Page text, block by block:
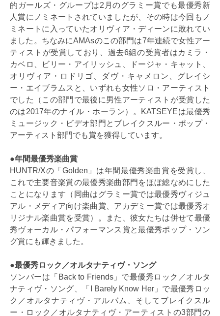
的ガールズ・グループは2月のグラミー賞でも最優秀新
人賞にノミネートされていましたが、その時は今回もノ
ミネートに入っていたオリヴィア・ディーンに敗れてい
ました。ちなみにAMAsのこの部門は7年連続で女性アー
ティストが受賞しており、過去6組の受賞者はカミラ・
カベロ、ビリー・アイリッシュ、ドージャ・キャット、
オリヴィア・ロドリゴ、ダヴ・キャメロン、グレイシ
ー・エイブラムスと、いずれも女性ソロ・アーティスト
でした（この部門で最後に男性アーティストが受賞した
のは2017年のナイル・ホーラン）。KATSEYEは最優秀
ミュージック・ビデオ部門とブレイクスルー・ポップ・
アーティスト部門でも賞を獲得しています。
●年間最優秀楽曲賞
HUNTR/Xの「Golden」は年間最優秀楽曲賞を受賞し、
これで主要音楽賞の最優秀楽曲部門をほぼ総なめにした
ことになります（同曲はグラミー賞では最優秀ヴィジュ
アル・メディア向け楽曲賞、アカデミー賞では最優秀オ
リジナル楽曲賞を受賞）。また、彼女たちは併せて最優
秀ヴォーカル・パフォーマンス賞と最優秀ポップ・ソン
グ賞にも輝きました。
●最優秀ロック／オルタナティヴ・ソング
ソンバーは「Back to Friends」で最優秀ロック／オルタ
ナティヴ・ソング、「I Barely Know Her」で最優秀ロッ
ク／オルタナティヴ・アルバム、そしてブレイクスル
ー・ロック／オルタナティヴ・アーティストの3部門の